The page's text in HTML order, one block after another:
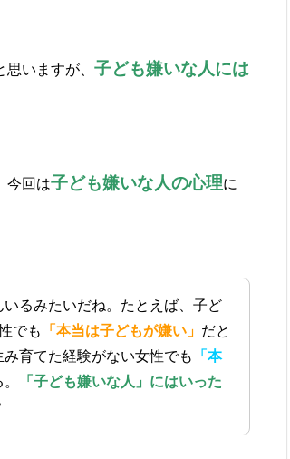
いますが、 子ども嫌いな人には
今回は子ども嫌いな人の心理に
いるみたいだね。たとえば、子ど
でも
「本当は子どもが嫌い」 だと
育てた経験がない女性でも
「本
「子ども嫌いな人」にはいった